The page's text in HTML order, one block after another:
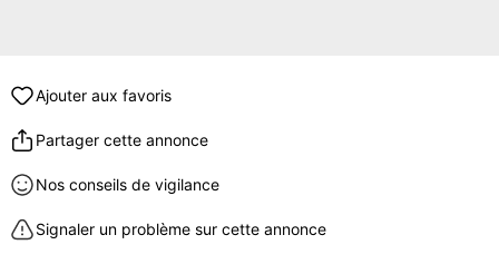
Ajouter aux favoris
Partager cette annonce
Nos conseils de vigilance
Signaler un problème sur cette annonce